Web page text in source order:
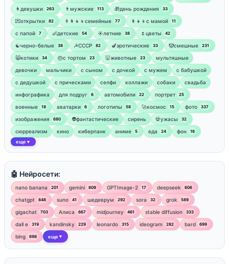
👩девушки 263 👨мужские 113 🎁день рождения 33
💌открытки 82 👨‍👩‍👧‍👦семейные 77 👩‍👧‍👦с мамой 11
‍с папой 7 👶детские 54 ☀️летние 38 🌷цветы 42
☯︎черно-белые 38 ☭СССР 82 🍆эротические 33 🤡смешные 231
😸котики 34 🎂с тортом 23 🐷животные 23
мультяшные
девочки
мальчики с сыном с дочкой с мужем
с бабушкой
с дедушкой
с прическами селфи коллажи собаки
свадьба
инфографика
для подруг 6 автомобили 22 портрет 25
военные 18 аватарки 6 логотипы 58 🚀космос 15 фото 337
изображения 680 👽фантастические сирень 💀ужасы 32
сюрреализм кино киберпанк аниме 5 еда 24 фон 16
еще ▼
🤖 Нейросети:
nano banana 201 gemini 809 GPTImage-2 17 deepseek 606
chatgpt 848 suno 41 шедеврум 292 sora 32 grok 589
gigachat 703 Алиса 667 midjourney 461 stable diffusion 333
dall e 319 kandinsky 229 leonardo 315 ideogram 282 bard 699
bing 698 еще ▼